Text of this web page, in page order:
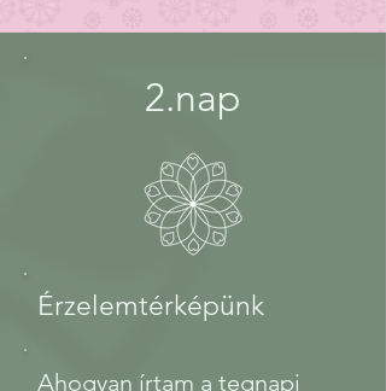
2.nap
Érzelemtérképünk
Ahogyan írtam a tegnapi